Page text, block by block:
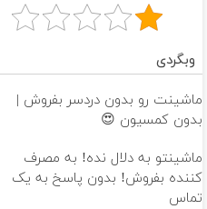
وبگردی
ماشینت رو بدون دردسر بفروش |
بدون کمسیون 😍
ماشینتو به دلال نده! به مصرف
کننده بفروش! بدون پاسخ به یک
تماس